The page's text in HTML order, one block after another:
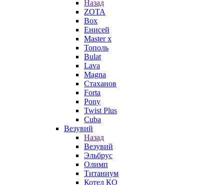
Назад
ZOTA
Box
Енисей
Master x
Тополь
Bulat
Lava
Magna
Стаханов
Forta
Pony
Twist Plus
Cuba
Везувий
Назад
Везувий
Эльбрус
Олимп
Титаниум
Котел КО